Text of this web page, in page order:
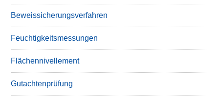
Beweissicherungsverfahren
Feuchtigkeitsmessungen
Flächennivellement
Gutachtenprüfung